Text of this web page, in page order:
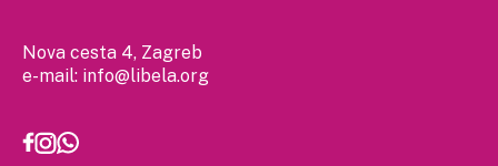
Nova cesta 4, Zagreb
e-mail: info@libela.org